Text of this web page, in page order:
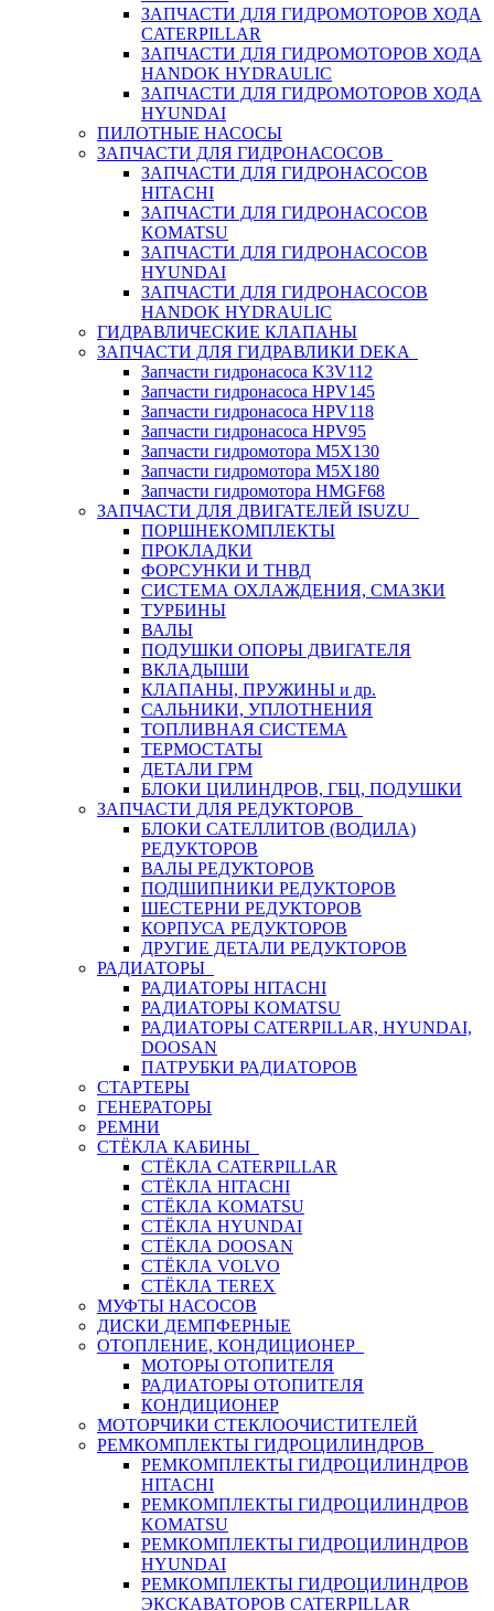
ЗАПЧАСТИ ДЛЯ ГИДРОМОТОРОВ ХОДА
CATERPILLAR
ЗАПЧАСТИ ДЛЯ ГИДРОМОТОРОВ ХОДА
HANDOK HYDRAULIC
ЗАПЧАСТИ ДЛЯ ГИДРОМОТОРОВ ХОДА
HYUNDAI
ПИЛОТНЫЕ НАСОСЫ
ЗАПЧАСТИ ДЛЯ ГИДРОНАСОСОВ
ЗАПЧАСТИ ДЛЯ ГИДРОНАСОСОВ
HITACHI
ЗАПЧАСТИ ДЛЯ ГИДРОНАСОСОВ
KOMATSU
ЗАПЧАСТИ ДЛЯ ГИДРОНАСОСОВ
HYUNDAI
ЗАПЧАСТИ ДЛЯ ГИДРОНАСОСОВ
HANDOK HYDRAULIC
ГИДРАВЛИЧЕСКИЕ КЛАПАНЫ
ЗАПЧАСТИ ДЛЯ ГИДРАВЛИКИ DEKA
Запчасти гидронасоса K3V112
Запчасти гидронасоса HPV145
Запчасти гидронасоса HPV118
Запчасти гидронасоса HPV95
Запчасти гидромотора M5X130
Запчасти гидромотора M5X180
Запчасти гидромотора HMGF68
ЗАПЧАСТИ ДЛЯ ДВИГАТЕЛЕЙ ISUZU
ПОРШНЕКОМПЛЕКТЫ
ПРОКЛАДКИ
ФОРСУНКИ И ТНВД
СИСТЕМА ОХЛАЖДЕНИЯ, СМАЗКИ
ТУРБИНЫ
ВАЛЫ
ПОДУШКИ ОПОРЫ ДВИГАТЕЛЯ
ВКЛАДЫШИ
КЛАПАНЫ, ПРУЖИНЫ и др.
САЛЬНИКИ, УПЛОТНЕНИЯ
ТОПЛИВНАЯ СИСТЕМА
ТЕРМОСТАТЫ
ДЕТАЛИ ГРМ
БЛОКИ ЦИЛИНДРОВ, ГБЦ, ПОДУШКИ
ЗАПЧАСТИ ДЛЯ РЕДУКТОРОВ
БЛОКИ САТЕЛЛИТОВ (ВОДИЛА)
РЕДУКТОРОВ
ВАЛЫ РЕДУКТОРОВ
ПОДШИПНИКИ РЕДУКТОРОВ
ШЕСТЕРНИ РЕДУКТОРОВ
КОРПУСА РЕДУКТОРОВ
ДРУГИЕ ДЕТАЛИ РЕДУКТОРОВ
РАДИАТОРЫ
РАДИАТОРЫ HITACHI
РАДИАТОРЫ KOMATSU
РАДИАТОРЫ CATERPILLAR, HYUNDAI,
DOOSAN
ПАТРУБКИ РАДИАТОРОВ
СТАРТЕРЫ
ГЕНЕРАТОРЫ
РЕМНИ
СТЁКЛА КАБИНЫ
СТЁКЛА CATERPILLAR
СТЁКЛА HITACHI
СТЁКЛА KOMATSU
СТЁКЛА HYUNDAI
СТЁКЛА DOOSAN
СТЁКЛА VOLVO
СТЁКЛА TEREX
МУФТЫ НАСОСОВ
ДИСКИ ДЕМПФЕРНЫЕ
ОТОПЛЕНИЕ, КОНДИЦИОНЕР
МОТОРЫ ОТОПИТЕЛЯ
РАДИАТОРЫ ОТОПИТЕЛЯ
КОНДИЦИОНЕР
МОТОРЧИКИ СТЕКЛООЧИСТИТЕЛЕЙ
РЕМКОМПЛЕКТЫ ГИДРОЦИЛИНДРОВ
РЕМКОМПЛЕКТЫ ГИДРОЦИЛИНДРОВ
HITACHI
РЕМКОМПЛЕКТЫ ГИДРОЦИЛИНДРОВ
KOMATSU
РЕМКОМПЛЕКТЫ ГИДРОЦИЛИНДРОВ
HYUNDAI
РЕМКОМПЛЕКТЫ ГИДРОЦИЛИНДРОВ
ЭКСКАВАТОРОВ CATERPILLAR